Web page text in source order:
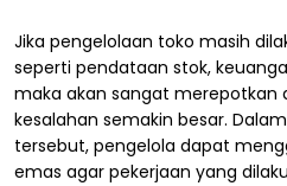
Jika pengelolaan toko masih
seperti pendataan stok,
maka akan sangat merepotkan
kesalahan semakin besar.
tersebut, pengelola dapat
emas agar pekerjaan yang